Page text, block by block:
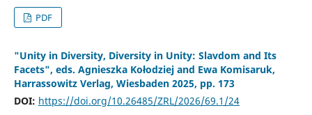
PDF
"Unity in Diversity, Diversity in Unity: Slavdom and Its
Facets", eds. Agnieszka Kołodziej and Ewa Komisaruk,
Harrassowitz Verlag, Wiesbaden 2025, pp. 173
DOI: https://doi.org/10.26485/ZRL/2026/69.1/24